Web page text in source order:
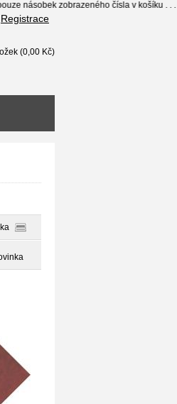
násobek zobrazeného čísla v košíku . . .
Registrace
(0,00 Kč)